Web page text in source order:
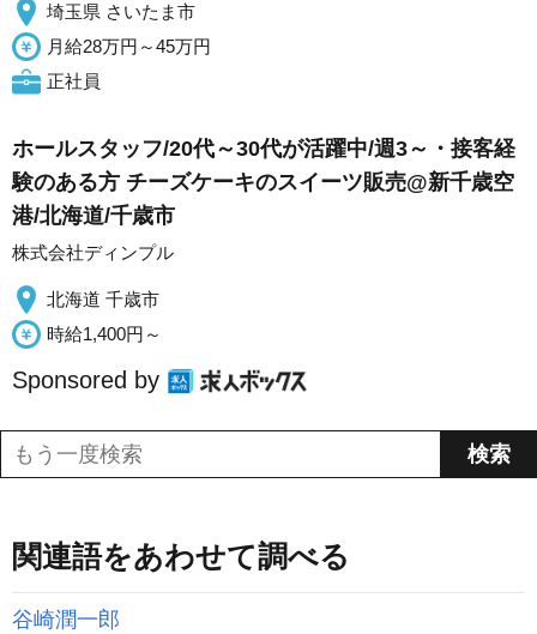
埼玉県 さいたま市
月給28万円～45万円
正社員
ホールスタッフ/20代～30代が活躍中/週3～・接客経
験のある方 チーズケーキのスイーツ販売@新千歳空
港/北海道/千歳市
株式会社ディンプル
北海道 千歳市
時給1,400円～
Sponsored by
関連語をあわせて調べる
谷崎潤一郎